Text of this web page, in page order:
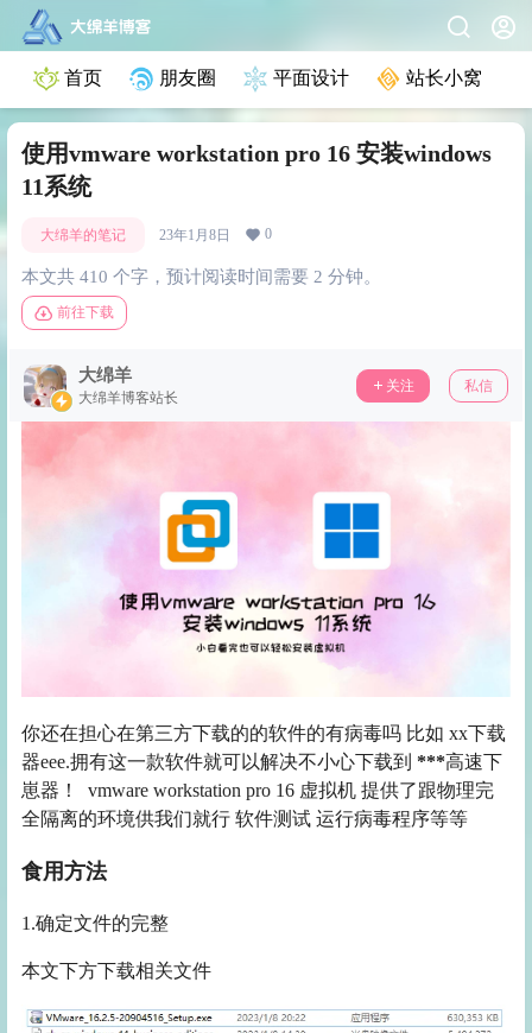
首页 朋友圈 平面设计 站长小窝
使用vmware workstation pro 16 安装windows
11系统
大绵羊的笔记 23年1月8日 0
本文共 410 个字，预计阅读时间需要 2 分钟。
前往下载
大绵羊
大绵羊博客站长
关注 私信
你还在担心在第三方下载的的软件的有病毒吗 比如 xx下载
器eee.拥有这一款软件就可以解决不小心下载到 ***高速下
崽器！ vmware workstation pro 16 虚拟机 提供了跟物理完
全隔离的环境供我们就行 软件测试 运行病毒程序等等
食用方法
1.确定文件的完整
本文下方下载相关文件